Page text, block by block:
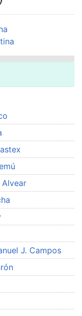
J. Campos